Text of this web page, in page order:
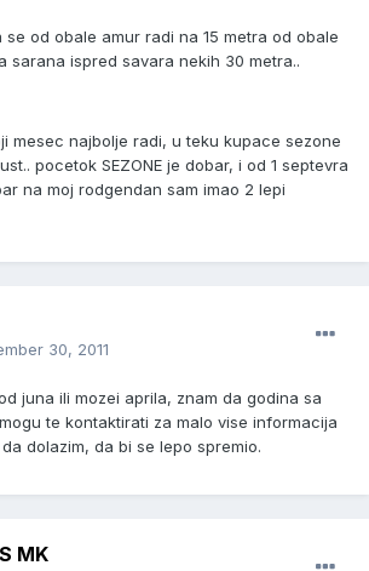
od obale amur radi na 15 metra od obale
sarana ispred savara nekih 30 metra..
mesec najbolje radi, u teku kupace sezone
pocetok SEZONE je dobar, i od 1 septevra
na moj rodgendan sam imao 2 lepi
30, 2011
juna ili mozei aprila, znam da godina sa
te kontaktirati za malo vise informacija
dolazim, da bi se lepo spremio.
MK